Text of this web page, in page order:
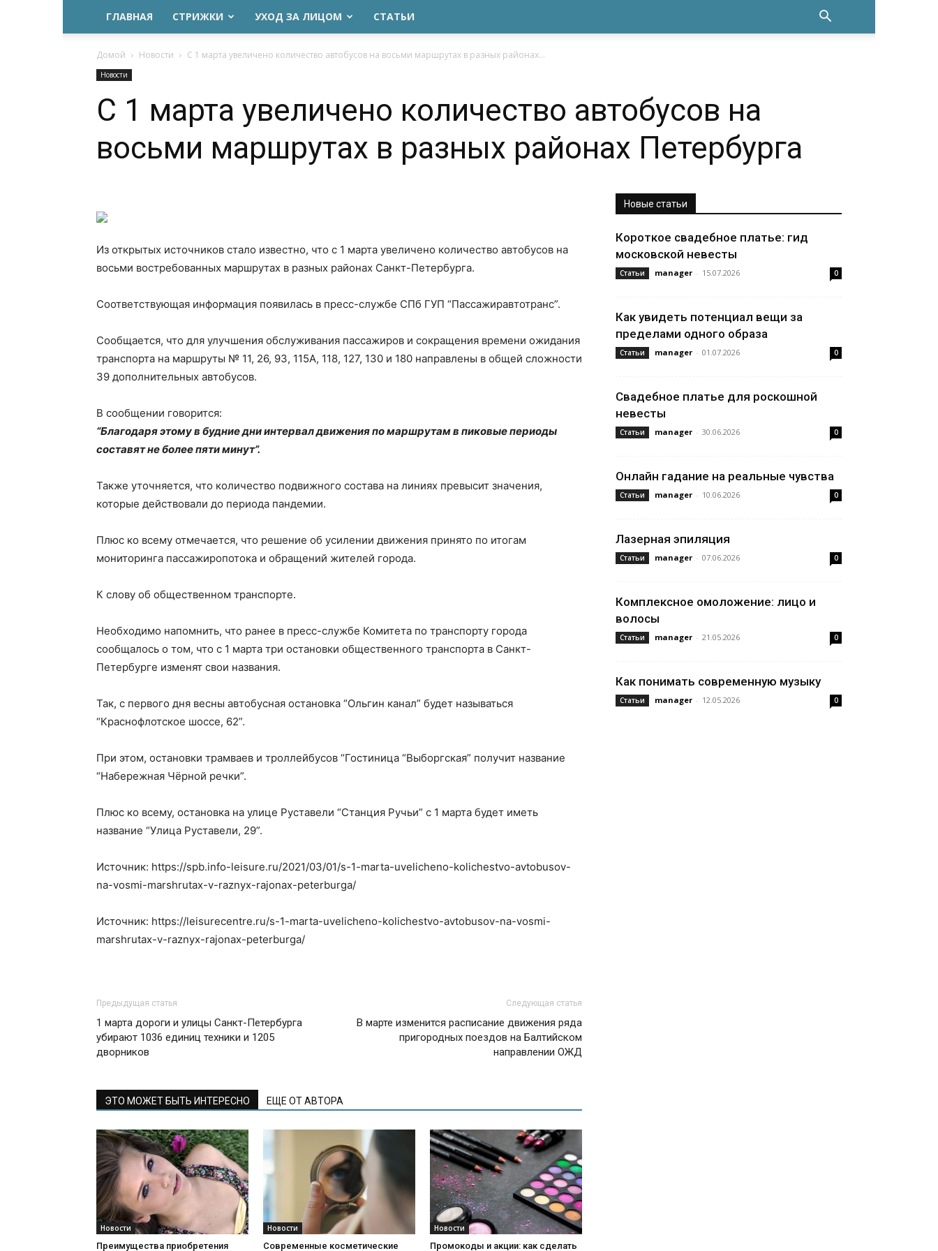
ГЛАВНАЯ СТРИЖКИ УХОД ЗА ЛИЦОМ СТАТЬИ
Домой Новости С 1 марта увеличено количество автобусов на восьми маршрутах в разных районах...
Новости
С 1 марта увеличено количество автобусов на
восьми маршрутах в разных районах Петербурга
Из открытых источников стало известно, что с 1 марта увеличено количество автобусов на
восьми востребованных маршрутах в разных районах Санкт-Петербурга.
Соответствующая информация появилась в пресс-службе СПб ГУП “Пассажиравтотранс”.
Сообщается, что для улучшения обслуживания пассажиров и сокращения времени ожидания
транспорта на маршруты № 11, 26, 93, 115А, 118, 127, 130 и 180 направлены в общей сложности
39 дополнительных автобусов.
В сообщении говорится:
“Благодаря этому в будние дни интервал движения по маршрутам в пиковые периоды
составят не более пяти минут”.
Также уточняется, что количество подвижного состава на линиях превысит значения,
которые действовали до периода пандемии.
Плюс ко всему отмечается, что решение об усилении движения принято по итогам
мониторинга пассажиропотока и обращений жителей города.
К слову об общественном транспорте.
Необходимо напомнить, что ранее в пресс-службе Комитета по транспорту города
сообщалось о том, что с 1 марта три остановки общественного транспорта в Санкт-
Петербурге изменят свои названия.
Так, с первого дня весны автобусная остановка “Ольгин канал” будет называться
“Краснофлотское шоссе, 62”.
При этом, остановки трамваев и троллейбусов “Гостиница “Выборгская” получит название
“Набережная Чёрной речки”.
Плюс ко всему, остановка на улице Руставели “Станция Ручьи” с 1 марта будет иметь
название “Улица Руставели, 29”.
Источник: https://spb.info-leisure.ru/2021/03/01/s-1-marta-uvelicheno-kolichestvo-avtobusov-
na-vosmi-marshrutax-v-raznyx-rajonax-peterburga/
Источник: https://leisurecentre.ru/s-1-marta-uvelicheno-kolichestvo-avtobusov-na-vosmi-
marshrutax-v-raznyx-rajonax-peterburga/
Предыдущая статья
1 марта дороги и улицы Санкт-Петербурга
убирают 1036 единиц техники и 1205
дворников
Следующая статья
В марте изменится расписание движения ряда
пригородных поездов на Балтийском
направлении ОЖД
ЭТО МОЖЕТ БЫТЬ ИНТЕРЕСНО ЕЩЕ ОТ АВТОРА
Новости
Преимущества приобретения
Новости
Современные косметические
Новости
Промокоды и акции: как сделать
Новые статьи
Короткое свадебное платье: гид
московской невесты
Статьи manager - 15.07.2026 0
Как увидеть потенциал вещи за
пределами одного образа
Статьи manager - 01.07.2026 0
Свадебное платье для роскошной
невесты
Статьи manager - 30.06.2026 0
Онлайн гадание на реальные чувства
Статьи manager - 10.06.2026 0
Лазерная эпиляция
Статьи manager - 07.06.2026 0
Комплексное омоложение: лицо и
волосы
Статьи manager - 21.05.2026 0
Как понимать современную музыку
Статьи manager - 12.05.2026 0